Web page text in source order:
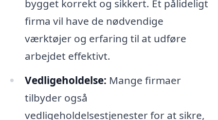
bygget korrekt og sikkert. Et pålideligt
firma vil have de nødvendige
værktøjer og erfaring til at udføre
arbejdet effektivt.
Vedligeholdelse: Mange firmaer
tilbyder også
vedligeholdelsestjenester for at sikre,